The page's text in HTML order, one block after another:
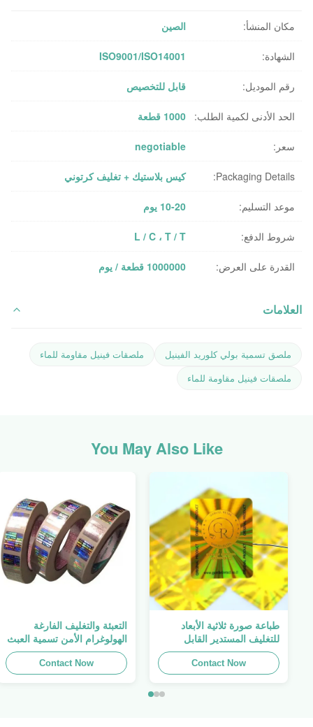
مكان المنشأ: الصين
الشهادة: ISO9001/ISO14001
رقم الموديل: قابل للتخصيص
الحد الأدنى لكمية الطلب: 1000 قطعة
سعر: negotiable
Packaging Details: كيس بلاستيك + تغليف كرتوني
موعد التسليم: 10-20 يوم
شروط الدفع: L / C ، T / T
القدرة على العرض: 1000000 قطعة / يوم
العلامات
ملصق تسمية بولي كلوريد الفينيل
ملصقات فينيل مقاومة للماء
ملصقات فينيل مقاومة للماء
You May Also Like
طباعة صورة ثلاثية الأبعاد
للتغليف المستدير القابل
للطباعة ، الملصق الأصلي ،
صفائح لاصقة ذاتية اللصق
Contact Now
التعبئة والتغليف الفارغة
الهولوغرام الأمن تسمية العبث
واضح ملصق الهولوغرام شعار
الليزر
Contact Now